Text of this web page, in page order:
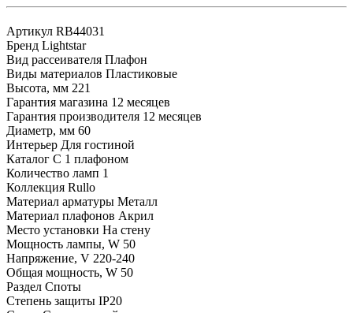
Артикул RB44031
Бренд Lightstar
Вид рассеивателя Плафон
Виды материалов Пластиковые
Высота, мм 221
Гарантия магазина 12 месяцев
Гарантия производителя 12 месяцев
Диаметр, мм 60
Интерьер Для гостиной
Каталог С 1 плафоном
Количество ламп 1
Коллекция Rullo
Материал арматуры Металл
Материал плафонов Акрил
Место установки На стену
Мощность лампы, W 50
Напряжение, V 220-240
Общая мощность, W 50
Раздел Споты
Степень защиты IP20